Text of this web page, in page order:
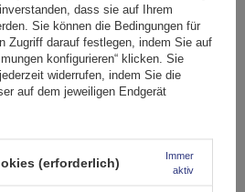
dass sie auf Ihrem
Sie können die Bedingungen für
Zugriff darauf festlegen, indem Sie auf
konfigurieren“ klicken. Sie
widerrufen, indem Sie die
auf dem jeweiligen Endgerät
(erforderlich)
Immer
aktiv